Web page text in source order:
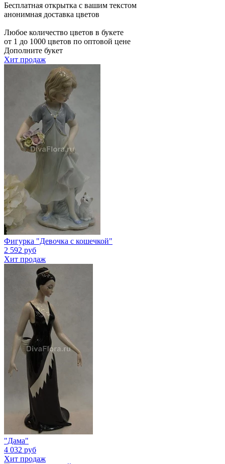
Бесплатная открытка с вашим текстом
анонимная доставка цветов
Любое количество цветов в букете
от 1 до 1000 цветов по оптовой цене
Дополните букет
Хит продаж
Фигурка "Девочка с кошечкой"
2 592 руб
Хит продаж
"Дама"
4 032 руб
Хит продаж